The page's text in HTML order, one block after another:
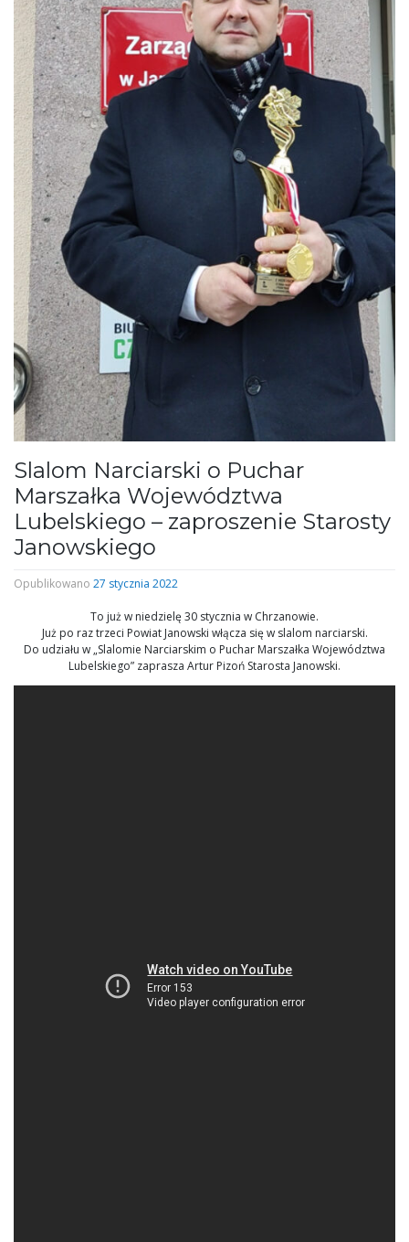
Slalom Narciarski o Puchar
Marszałka Województwa
Lubelskiego – zaproszenie Starosty
Janowskiego
Opublikowano 27 stycznia 2022
To już w niedzielę 30 stycznia w Chrzanowie.
Już po raz trzeci Powiat Janowski włącza się w slalom narciarski.
Do udziału w „Slalomie Narciarskim o Puchar Marszałka Województwa
Lubelskiego” zaprasza Artur Pizoń Starosta Janowski.